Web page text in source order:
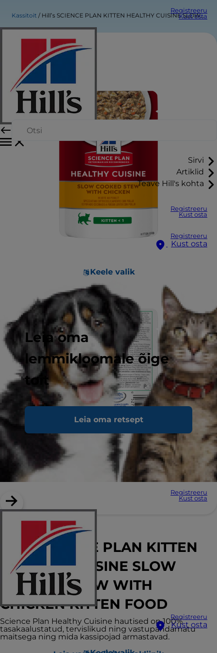
Registreeru
Kust osta
Sirvi
Artiklid
Teave Hill's kohta
Registreeru
Kust osta
Registreeru
Kust osta
Keele valik
Leia oma
lemmikloomale õige
toit
Leia oma retsept
Registreeru
Kust osta
Registreeru
Kust osta
Kassitoit Hill’s SCIENCE PLAN KITTEN HEALTHY CUISINE SLOW COOKED STEW WITH CHICKEN KITTEN FOOD
Hill’s SCIENCE PLAN KITTEN
HEALTHY CUISINE SLOW
COOKED STEW WITH
CHICKEN KITTEN FOOD
Science Plan Healthy Cuisine hautised on 100%
tasakaalustatud, tervislikud ning vastupandamatu
maitsega ning mida kassipojad armastavad.